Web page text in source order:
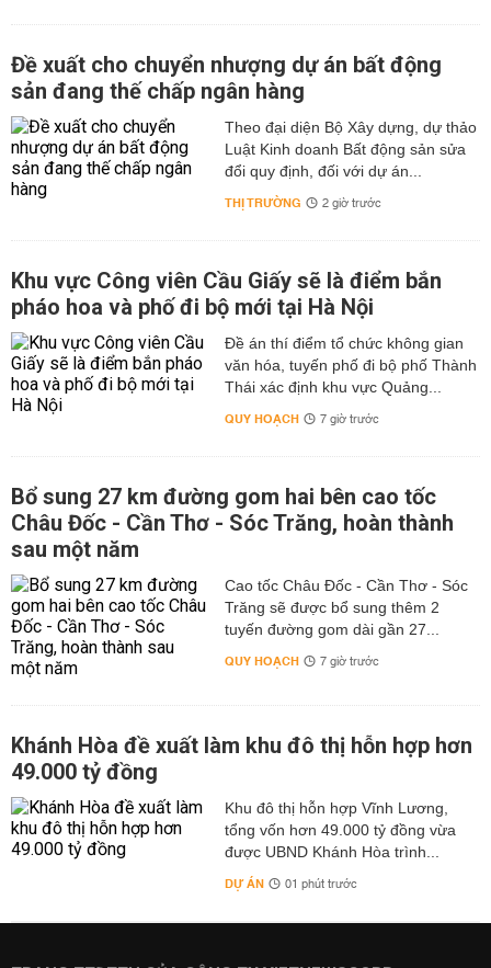
Đề xuất cho chuyển nhượng dự án bất động
sản đang thế chấp ngân hàng
Theo đại diện Bộ Xây dựng, dự thảo
Luật Kinh doanh Bất động sản sửa
đổi quy định, đối với dự án...
THỊ TRƯỜNG 2 giờ trước
Khu vực Công viên Cầu Giấy sẽ là điểm bắn
pháo hoa và phố đi bộ mới tại Hà Nội
Đề án thí điểm tổ chức không gian
văn hóa, tuyến phố đi bộ phố Thành
Thái xác định khu vực Quảng...
QUY HOẠCH 7 giờ trước
Bổ sung 27 km đường gom hai bên cao tốc
Châu Đốc - Cần Thơ - Sóc Trăng, hoàn thành
sau một năm
Cao tốc Châu Đốc - Cần Thơ - Sóc
Trăng sẽ được bổ sung thêm 2
tuyến đường gom dài gần 27...
QUY HOẠCH 7 giờ trước
Khánh Hòa đề xuất làm khu đô thị hỗn hợp hơn
49.000 tỷ đồng
Khu đô thị hỗn hợp Vĩnh Lương,
tổng vốn hơn 49.000 tỷ đồng vừa
được UBND Khánh Hòa trình...
DỰ ÁN 01 phút trước